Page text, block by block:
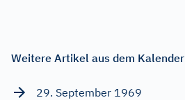
Weitere Artikel aus dem Kalender
29. September 1969